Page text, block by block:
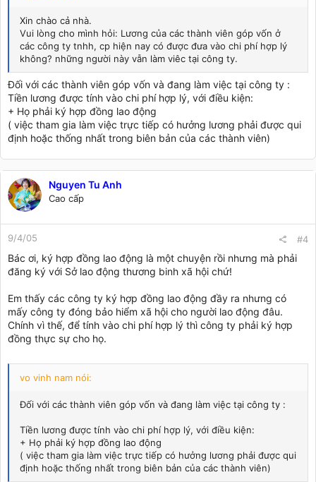
Xin chào cả nhà.
Vui lòng cho mình hỏi: Lương của các thành viên góp vốn ở
các công ty tnhh, cp hiện nay có được đưa vào chi phí hợp lý
không? những người này vẫn làm viêc tại công ty.
Đối với các thành viên góp vốn và đang làm việc tại công ty :
Tiền lương được tính vào chi phí hợp lý, với điều kiện:
+ Họ phải ký hợp đồng lao động
( việc tham gia làm việc trực tiếp có hưởng lương phải được qui
định hoặc thống nhất trong biên bản của các thành viên)
Nguyen Tu Anh
Cao cấp
9/4/05 #4
Bác ơi, ký hợp đồng lao động là một chuyện rồi nhưng mà phải
đăng ký với Sở lao động thương binh xã hội chứ!
Em thấy các công ty ký hợp đồng lao động đầy ra nhưng có
mấy công ty đóng bảo hiểm xã hội cho người lao động đâu.
Chính vì thế, để tính vào chi phí hợp lý thì công ty phải ký hợp
đồng thực sự cho họ.
vo vinh nam nói:
Đối với các thành viên góp vốn và đang làm việc tại công ty :
Tiền lương được tính vào chi phí hợp lý, với điều kiện:
+ Họ phải ký hợp đồng lao động
( việc tham gia làm việc trực tiếp có hưởng lương phải được qui
định hoặc thống nhất trong biên bản của các thành viên)